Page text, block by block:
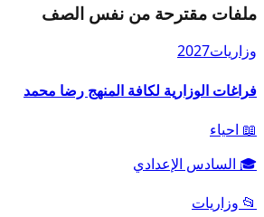
ملفات مقترحة من نفس الصف
وزاريات2027
فراغات الوزارية لكافة المنهج رضا محمد
📖 احياء
🎓 السادس الإعدادي
📂 وزاريات